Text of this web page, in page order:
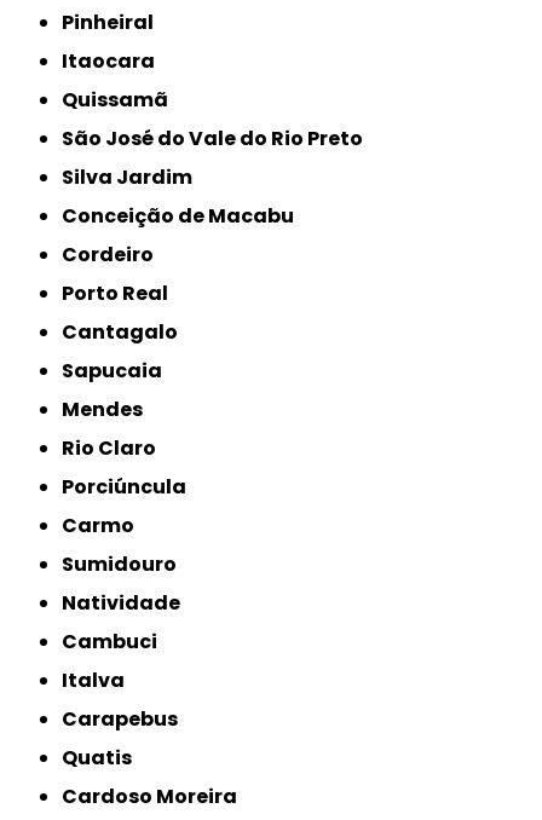
Pinheiral
Itaocara
Quissamã
São José do Vale do Rio Preto
Silva Jardim
Conceição de Macabu
Cordeiro
Porto Real
Cantagalo
Sapucaia
Mendes
Rio Claro
Porciúncula
Carmo
Sumidouro
Natividade
Cambuci
Italva
Carapebus
Quatis
Cardoso Moreira